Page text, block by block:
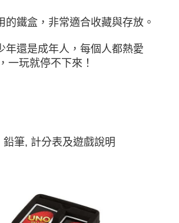
的鐵盒，非常適合收藏與存放。
年還是成年人，每個人都熱愛
一玩就停不下來！
筆, 計分表及遊戲說明